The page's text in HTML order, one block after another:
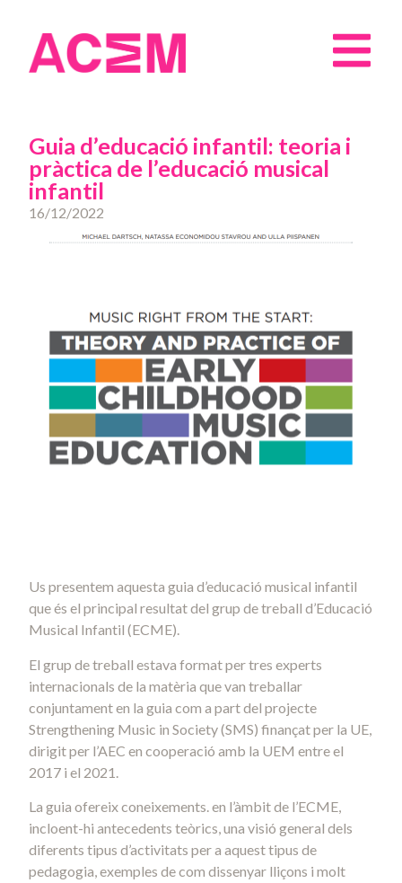
Guia d’educació infantil: teoria i
pràctica de l’educació musical
infantil
16/12/2022
Us presentem aquesta guia d’educació musical infantil
que és el principal resultat del grup de treball d’Educació
Musical Infantil (ECME).
El grup de treball estava format per tres experts
internacionals de la matèria que van treballar
conjuntament en la guia com a part del projecte
Strengthening Music in Society (SMS) finançat per la UE,
dirigit per l’AEC en cooperació amb la UEM entre el
2017 i el 2021.
La guia ofereix coneixements. en l’àmbit de l’ECME,
incloent-hi antecedents teòrics, una visió general dels
diferents tipus d’activitats per a aquest tipus de
pedagogia, exemples de com dissenyar lliçons i molt